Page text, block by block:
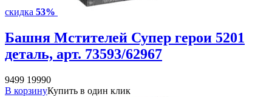
скидка 53%
Башня Мстителей Супер герои 5201
деталь, арт. 73593/62967
9499 19990
В корзинуКупить в один клик